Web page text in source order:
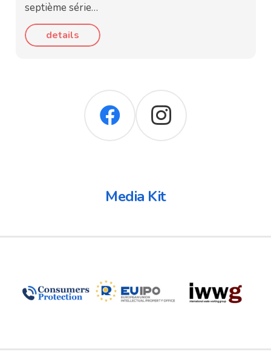
septième série…
details
Media Kit